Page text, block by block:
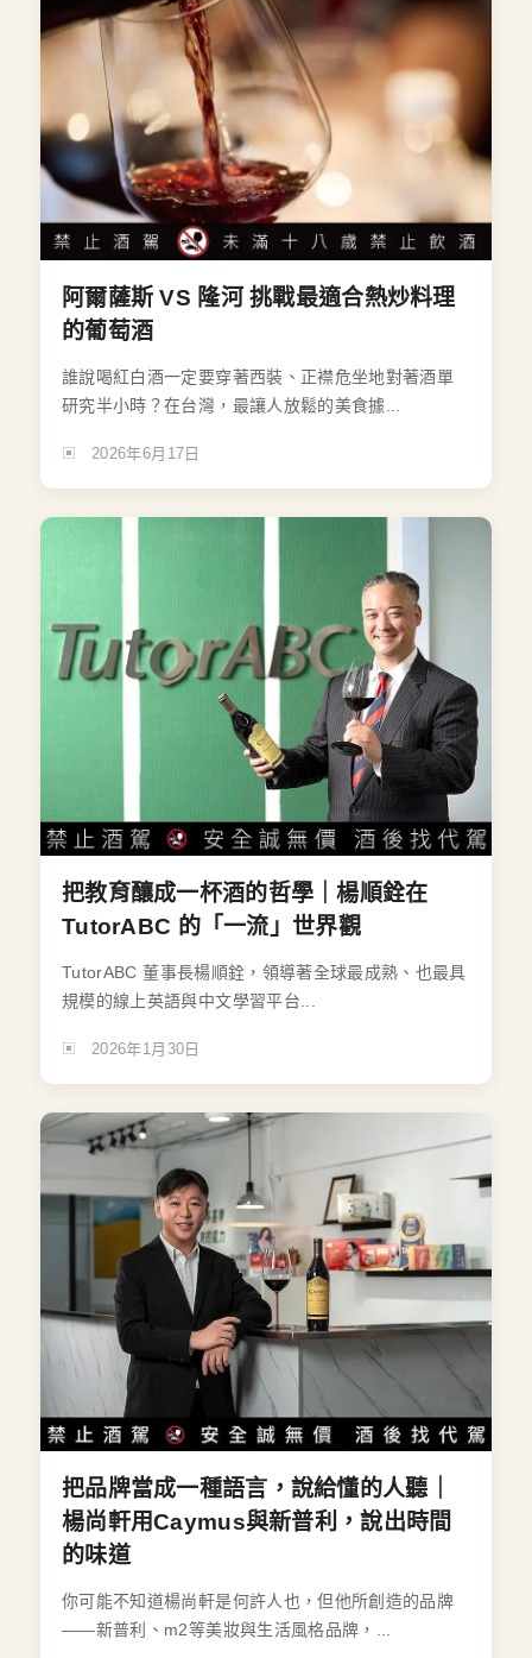
阿爾薩斯 VS 隆河 挑戰最適合熱炒料理
的葡萄酒
誰說喝紅白酒一定要穿著西裝、正襟危坐地對著酒單
研究半小時？在台灣，最讓人放鬆的美食據...
2026年6月17日
把教育釀成一杯酒的哲學｜楊順銓在
TutorABC 的「一流」世界觀
TutorABC 董事長楊順銓，領導著全球最成熟、也最具
規模的線上英語與中文學習平台...
2026年1月30日
把品牌當成一種語言，說給懂的人聽｜
楊尚軒用Caymus與新普利，說出時間
的味道
你可能不知道楊尚軒是何許人也，但他所創造的品牌
——新普利、m2等美妝與生活風格品牌，...